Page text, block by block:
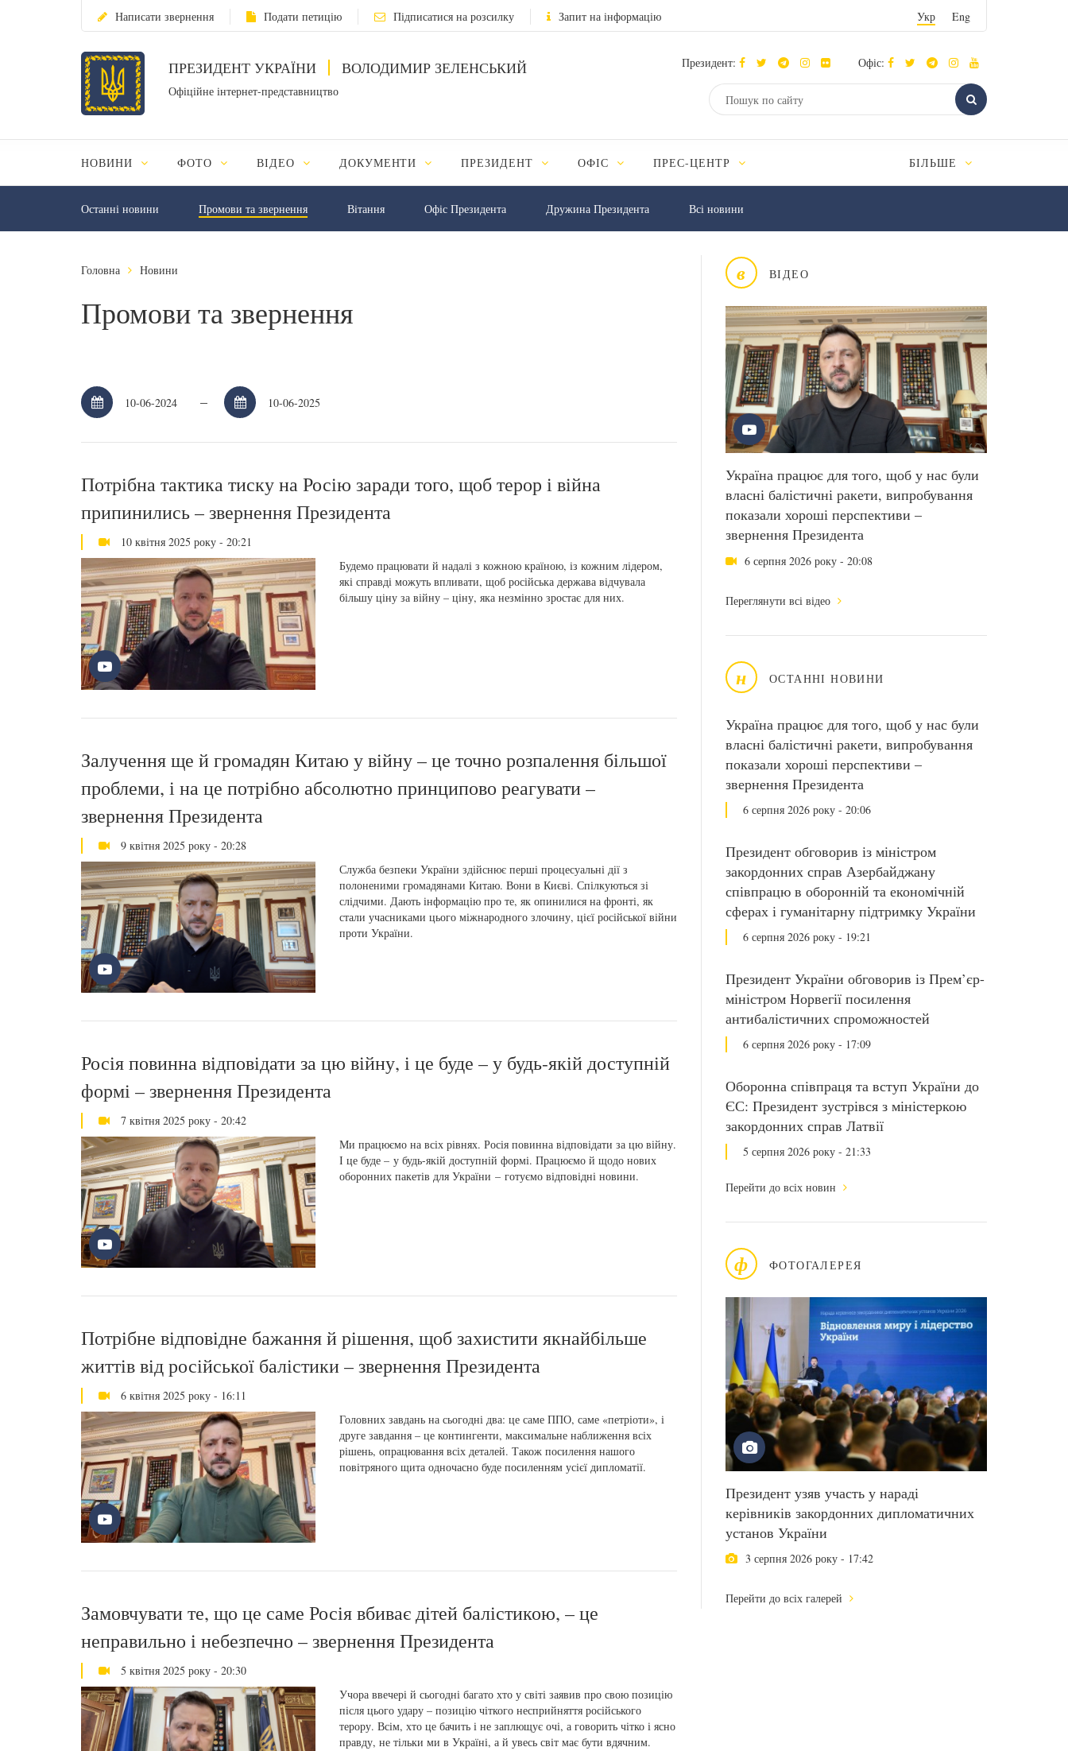
Написати звернення Подати петицію Підписатися на розсилку Запит на інформацію Укр Eng
ПРЕЗИДЕНТ УКРАЇНИ ВОЛОДИМИР ЗЕЛЕНСЬКИЙ
Офіційне інтернет-представництво
Президент: Офіс:
НОВИНИ ФОТО ВІДЕО ДОКУМЕНТИ ПРЕЗИДЕНТ ОФІС ПРЕС-ЦЕНТР БІЛЬШЕ
Останні новини Промови та звернення Вiтання Офіс Президента Дружина Президента Всі новини
в ВІДЕО
Україна працює для того, щоб у нас були
власні балістичні ракети, випробування
показали хороші перспективи –
звернення Президента
6 серпня 2026 року - 20:08
Переглянути всі відео
н ОСТАННІ НОВИНИ
Україна працює для того, щоб у нас були
власні балістичні ракети, випробування
показали хороші перспективи –
звернення Президента
6 серпня 2026 року - 20:06
Президент обговорив із міністром
закордонних справ Азербайджану
співпрацю в оборонній та економічній
сферах і гуманітарну підтримку України
6 серпня 2026 року - 19:21
Президент України обговорив із Прем’єр-
міністром Норвегії посилення
антибалістичних спроможностей
6 серпня 2026 року - 17:09
Оборонна співпраця та вступ України до
ЄС: Президент зустрівся з міністеркою
закордонних справ Латвії
5 серпня 2026 року - 21:33
Перейти до всіх новин
ф ФОТОГАЛЕРЕЯ
Президент узяв участь у нараді
керівників закордонних дипломатичних
установ України
3 серпня 2026 року - 17:42
Перейти до всіх галерей
Головна Новини
Промови та звернення
–
Потрібна тактика тиску на Росію заради того, щоб терор і війна
припинились – звернення Президента
10 квітня 2025 року - 20:21
Будемо працювати й надалі з кожною країною, із кожним лідером,
які справді можуть впливати, щоб російська держава відчувала
більшу ціну за війну – ціну, яка незмінно зростає для них.
Залучення ще й громадян Китаю у війну – це точно розпалення більшої
проблеми, і на це потрібно абсолютно принципово реагувати –
звернення Президента
9 квітня 2025 року - 20:28
Служба безпеки України здійснює перші процесуальні дії з
полоненими громадянами Китаю. Вони в Києві. Спілкуються зі
слідчими. Дають інформацію про те, як опинилися на фронті, як
стали учасниками цього міжнародного злочину, цієї російської війни
проти України.
Росія повинна відповідати за цю війну, і це буде – у будь-якій доступній
формі – звернення Президента
7 квітня 2025 року - 20:42
Ми працюємо на всіх рівнях. Росія повинна відповідати за цю війну.
І це буде – у будь-якій доступній формі. Працюємо й щодо нових
оборонних пакетів для України – готуємо відповідні новини.
Потрібне відповідне бажання й рішення, щоб захистити якнайбільше
життів від російської балістики – звернення Президента
6 квітня 2025 року - 16:11
Головних завдань на сьогодні два: це саме ППО, саме «петріоти», і
друге завдання – це контингенти, максимальне наближення всіх
рішень, опрацювання всіх деталей. Також посилення нашого
повітряного щита одночасно буде посиленням усієї дипломатії.
Замовчувати те, що це саме Росія вбиває дітей балістикою, – це
неправильно і небезпечно – звернення Президента
5 квітня 2025 року - 20:30
Учора ввечері й сьогодні багато хто у світі заявив про свою позицію
після цього удару – позицію чіткого несприйняття російського
терору. Всім, хто це бачить і не заплющує очі, а говорить чітко і ясно
правду, не тільки ми в Україні, а й увесь світ має бути вдячним.